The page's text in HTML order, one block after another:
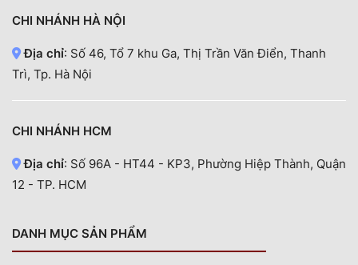
CHI NHÁNH HÀ NỘI
Địa chỉ: Số 46, Tổ 7 khu Ga, Thị Trần Văn Điển, Thanh
Trì, Tp. Hà Nội
CHI NHÁNH HCM
Địa chỉ: Số 96A - HT44 - KP3, Phường Hiệp Thành, Quận
12 - TP. HCM
DANH MỤC SẢN PHẨM